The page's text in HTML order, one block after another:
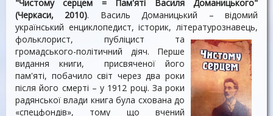
"Чистому серцем = Пам'яті Василя Доманицького"
(Черкаси, 2010). Василь Доманицький – відомий
український енциклопедист, історик, літературознавець,
фольклорист, публіцист та
громадського-політичний діяч. Перше
видання книги, присвяченої його
пам'яті, побачило світ через два роки
після його смерті – у 1912 році. За роки
радянської влади книга була схована до
«спецфондів», тому що вчений